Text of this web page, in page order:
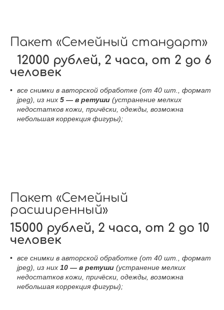
Пакет «Семейный стандарт»
12000 рублей, 2 часа, от 2 до 6
человек
все снимки в авторской обработке (от 40 шт., формат
jpeg), из них 5 — в ретуши (устранение мелких
недостатков кожи, причёски, одежды, возможна
небольшая коррекция фигуры);
Пакет «Семейный
расширенный»
15000 рублей, 2 часа, от 2 до 10
человек
все снимки в авторской обработке (от 40 шт., формат
jpeg), из них 10 — в ретуши (устранение мелких
недостатков кожи, причёски, одежды, возможна
небольшая коррекция фигуры);